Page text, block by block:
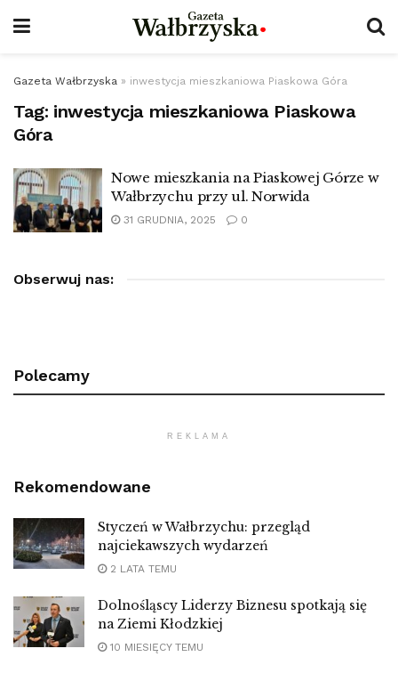
Gazeta Wałbrzyska » inwestycja mieszkaniowa Piaskowa Góra
Tag: inwestycja mieszkaniowa Piaskowa
Góra
Nowe mieszkania na Piaskowej Górze w
Wałbrzychu przy ul. Norwida
31 GRUDNIA, 2025 0
Obserwuj nas:
Polecamy
REKLAMA
Rekomendowane
Styczeń w Wałbrzychu: przegląd
najciekawszych wydarzeń
2 LATA TEMU
Dolnośląscy Liderzy Biznesu spotkają się
na Ziemi Kłodzkiej
10 MIESIĘCY TEMU